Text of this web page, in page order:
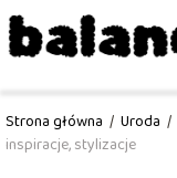
Strona główna / Uroda /
inspiracje, stylizacje